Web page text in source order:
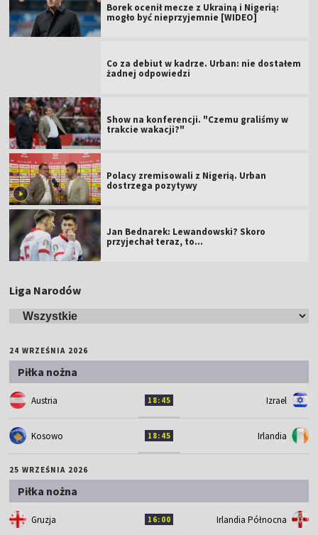
Borek ocenił mecze z Ukrainą i Nigerią:
mogło być nieprzyjemnie [WIDEO]
Co za debiut w kadrze. Urban: nie dostałem
żadnej odpowiedzi
Show na konferencji. "Czemu graliśmy w
trakcie wakacji?"
Polacy zremisowali z Nigerią. Urban
dostrzega pozytywy
Jan Bednarek: Lewandowski? Skoro
przyjechał teraz, to…
Liga Narodów
24 WRZEŚNIA 2026
Piłka nożna
Austria 18:45 Izrael
Kosowo 18:45 Irlandia
25 WRZEŚNIA 2026
Piłka nożna
Gruzja 16:00 Irlandia Północna